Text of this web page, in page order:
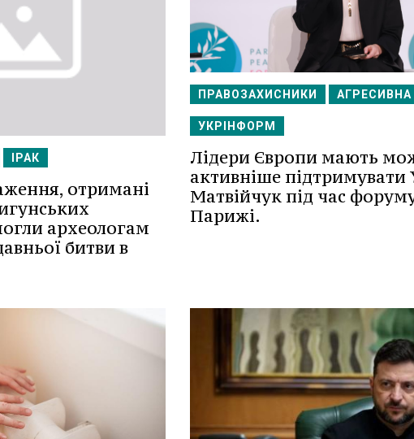
ІРАК
отримані
археологам
битви в
ПРАВОЗАХИСНИКИ АГРЕСИВНА
УКРІНФОРМ
Лідери Європи мають
активніше підтримувати
Матвійчук під час
Парижі.